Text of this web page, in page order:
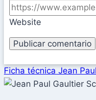
Website
Ficha técnica Jean